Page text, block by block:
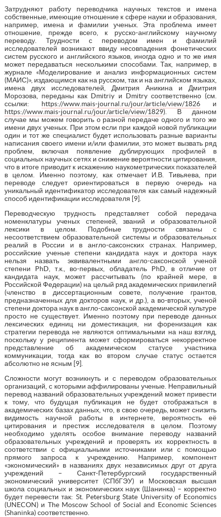
Затрудняют работу переводчика научных текстов и имена
собственные, имеющие отношение к сфере науки и образования,
например, имена и фамилии ученых. Эта проблема имеет
отношение, прежде всего, к русско-английскому научному
переводу. Трудности с переводом имен и фамилий
исследователей возникают ввиду несовпадения фонетических
систем русского и английского языков, иногда одно и то же имя
может передаваться несколькими способами. Так, например, в
журнале «Моделирование и анализ информационных систем
(МАИС)», издающимся как на русском, так и на английском языках,
имена двух исследователей, Дмитрия Аникина и Дмитрия
Морозова, переданы как Dmitriy и Dmitry соответственно (см.
ссылки: https://www.mais-journal.ru/jour/article/view/1826 и
https://www.mais-journal.ru/jour/article/view/1829). В данном
случае мы можем говорить о разной передаче одного и того же
имени двух ученых. При этом если при каждой новой публикации
один и тот же специалист будет использовать разные варианты
написания своего имени и/или фамилии, это может вызвать ряд
проблем, включая появление дублирующих профилей в
социальных научных сетях и снижение вероятности цитирования,
что в итоге приводит к искажению наукометрических показателей
в целом. Именно поэтому, как отмечает И.В. Тивьяева, при
переводе следует ориентироваться в первую очередь на
уникальный идентификатор исследователя как самый надежный
способ идентификации исследователя [9].
Переводческую трудность представляет собой передача
номенклатуры ученых степеней, званий и образовательной
лексики в целом. Подобные трудности связаны с
несоответствием образовательной системы и образовательных
реалий в России и в англо-саксонских странах. Например,
российские ученые степени кандидата наук и доктора наук
нельзя назвать эквивалентными англо-саксонской ученой
степени PhD, т.к., во-первых, обладатель PhD, в отличие от
кандидата наук, может рассчитывать (по крайней мере, в
Российской Федерации) на целый ряд академических привилегий
(членство в диссертационным совете, получение грантов,
предназначенных для докторов наук, и др.), а во-вторых, ученой
степени доктора наук в англо-саксонской академической культуре
просто не существует. Именно поэтому при переводе данных
лексических единиц ни доместикация, ни форенизация как
стратегии перевода не являются оптимальными на наш взгляд,
поскольку у реципиента может сформироваться некорректное
представление об академическом статусе участника
коммуникации, тогда как во втором случае статус остается
абсолютно не ясным [9].
Сложности могут возникнуть и с переводом образовательных
организаций, с которыми аффилированы ученые. Неправильный
перевод названий образовательных учреждений может привести
к тому, что будущая публикация не будет отображаться в
академических базах данных, что, в свою очередь, может снизить
видимость научной работы в интернете, вероятность её
цитирования и престиж исследователя в целом. Поэтому
необходимо уделять особое внимание переводу названий
образовательных учреждений и проверять их корректность в
соответствии с официальными источниками или с помощью
прямого запроса к учреждению. Например, компонент
«экономический» в названиях двух независимых друг от друга
учреждений – Санкт-Петербургский государственный
экономический университет (СПбГЭУ) и Московская высшая
школа социальных и экономических наук (Шанинка) – корректно
будет перевести так: St. Petersburg State University of Economics
(UNECON) и The Moscow School of Social and Economic Sciences
(Shaninka) соответственно.